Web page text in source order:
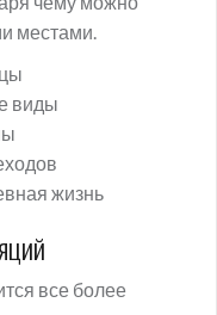
местами.
виды
жизнь
все более